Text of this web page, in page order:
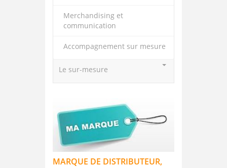
Merchandising et
communication
Accompagnement sur mesure
Le sur-mesure
MARQUE DE DISTRIBUTEUR,